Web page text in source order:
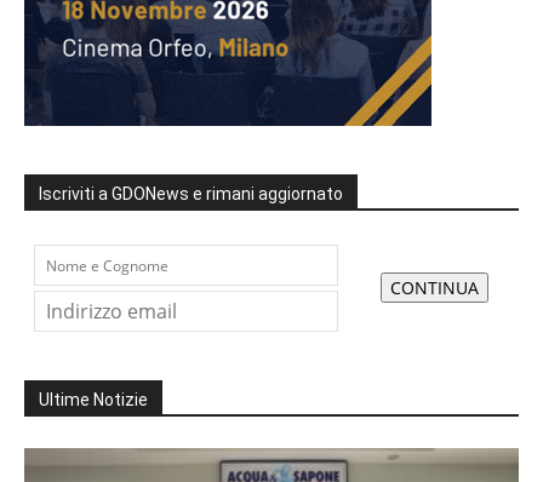
Iscriviti a GDONews e rimani aggiornato
Ultime Notizie